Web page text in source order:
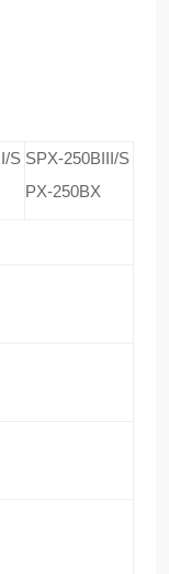
S SPX-250BIII/S
PX-250BX